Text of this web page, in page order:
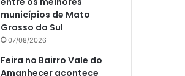
municípios de Mato
Grosso do Sul
07/08/2026
Feira no Bairro Vale do
Amanhecer acontece